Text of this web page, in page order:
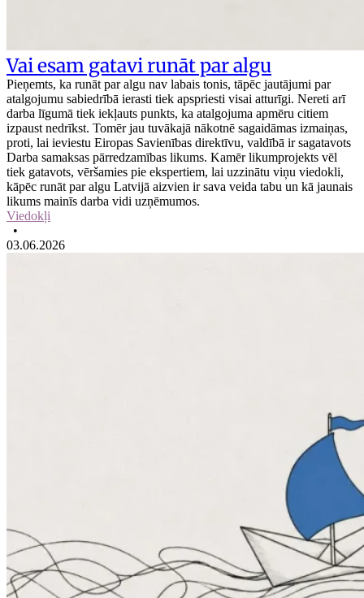
Vai esam gatavi runāt par algu
Pieņemts, ka runāt par algu nav labais tonis, tāpēc jautājumi par
atalgojumu sabiedrībā ierasti tiek apspriesti visai atturīgi. Nereti arī
darba līgumā tiek iekļauts punkts, ka atalgojuma apmēru citiem
izpaust nedrīkst. Tomēr jau tuvākajā nākotnē sagaidāmas izmaiņas,
proti, lai ieviestu Eiropas Savienības direktīvu, valdībā ir sagatavots
Darba samaksas pārredzamības likums. Kamēr likumprojekts vēl
tiek gatavots, vēršamies pie ekspertiem, lai uzzinātu viņu viedokli,
kāpēc runāt par algu Latvijā aizvien ir sava veida tabu un kā jaunais
likums mainīs darba vidi uzņēmumos.
Viedokļi
•
03.06.2026